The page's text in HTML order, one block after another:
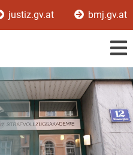
justiz.gv.at bmj.gv.at